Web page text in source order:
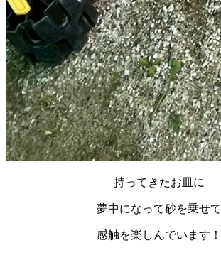
持ってきたお皿に
夢中になって砂を乗せて
感触を楽しんでいます！